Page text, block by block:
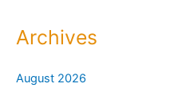
Archives
August 2026